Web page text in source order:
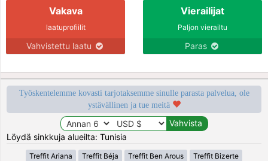
Vakava
laatuprofiilit
Vahvistettu laatu
Vierailijat
Paljon vierailtu
Paras
Työskentelemme kovasti tarjotaksemme sinulle parasta palvelua, ole
ystävällinen ja tue meitä
Löydä sinkkuja alueilta: Tunisia
Treffit Ariana Treffit Béja Treffit Ben Arous Treffit Bizerte